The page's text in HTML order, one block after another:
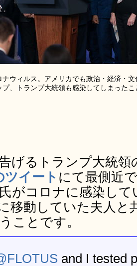
ナウィルス。アメリカでも政治・経済・
プ、トランプ大統領も感染してしまった
げるトランプ大統
ツイート にて最側近
がコロナに感染し
移動していた夫人と
ことです。
and I tested